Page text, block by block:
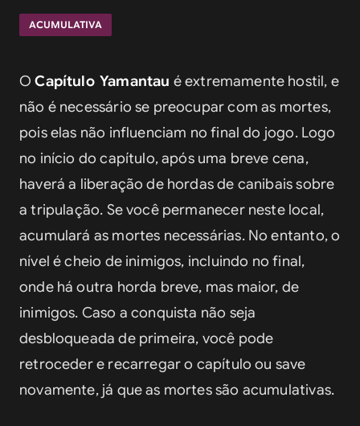
ACUMULATIVA
O Capítulo Yamantau é extremamente hostil, e
não é necessário se preocupar com as mortes,
pois elas não influenciam no final do jogo. Logo
no início do capítulo, após uma breve cena,
haverá a liberação de hordas de canibais sobre
a tripulação. Se você permanecer neste local,
acumulará as mortes necessárias. No entanto, o
nível é cheio de inimigos, incluindo no final,
onde há outra horda breve, mas maior, de
inimigos. Caso a conquista não seja
desbloqueada de primeira, você pode
retroceder e recarregar o capítulo ou save
novamente, já que as mortes são acumulativas.